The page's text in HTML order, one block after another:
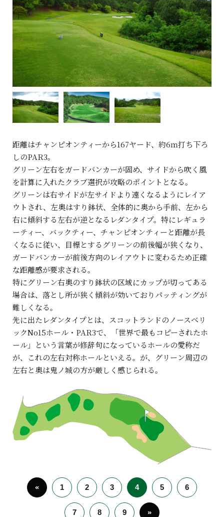
距離はチャンピオンティーから167ヤード、約6ｍ打ち下ろ
しのPAR3。
グリーン左右をガードバンカーが固め、サイドから吹く風
を計算に入れたクラブ選択が攻略のポイントとなる。
グリーンは右サイドが左サイドより遠くなるようにレイア
ウトされ、左奥はすり鉢状、全体的に奥から手前、左から
右に傾斜する左右が逆となるレダンタイプ。特にレギュラ
ーティー、バックティー、チャンピオンティーと距離が長
くなるに従い、目標とするグリーンの前後幅が狭くなり、
ガードバンカーが前後方向のレイアウトに変わるため正確
な距離感が要求される。
特にグリーン右奥のすり鉢状の区域にカップが切ってある
場合は、落とし所が狭く傾斜が効いておりパッティングが
難しくなる。
先に出たレダンタイプとは、スコットランドのノースベリ
ックNo15ホール・PAR3で、「世界で最もコピーされたホ
ール」という言葉が修辞句になっているホールの愛称だ
が、これの左右対称ホールといえる。が、グリーン周辺の
左右と奥は鬼ノ城の方が厳しく感じられる。
« 1 2 3 4 5 6
7 8 9 »